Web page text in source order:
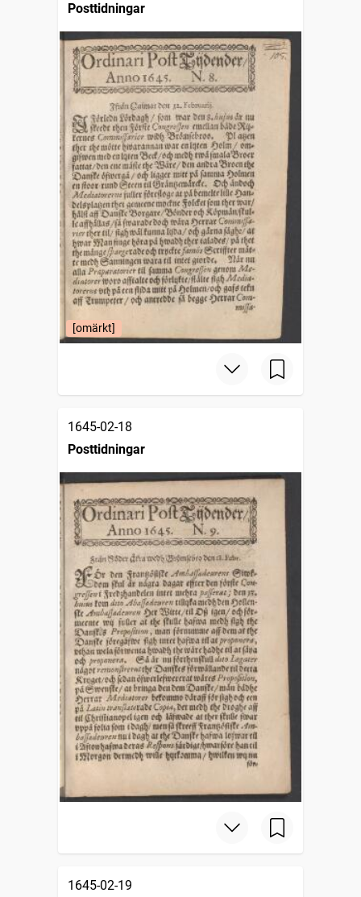
Posttidningar
[omärkt]
1645-02-18
Posttidningar
1645-02-19